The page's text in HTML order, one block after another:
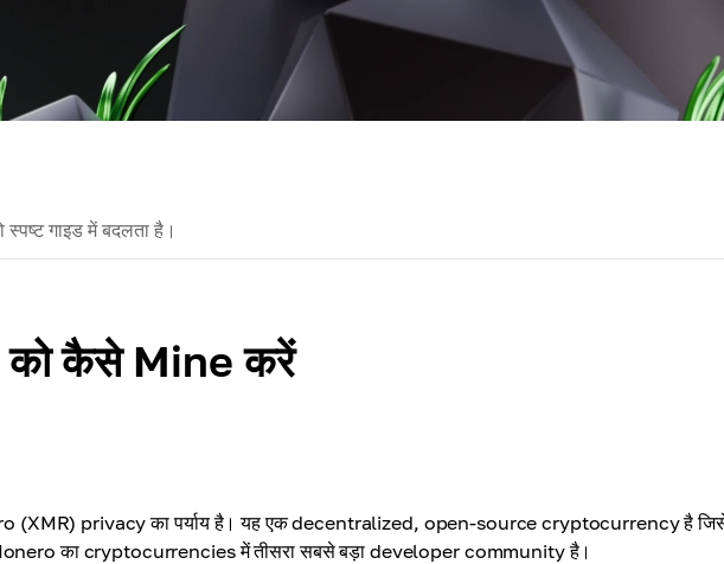
स्पष्ट गाइड में बदलता है।
कैसे Mine करें
(XMR) privacy का पर्याय है। यह एक decentralized, open-source cryptocurrency है
का cryptocurrencies में तीसरा सबसे बड़ा developer community है।